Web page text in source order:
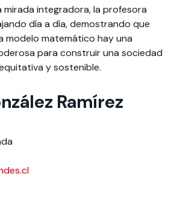
mirada integradora, la profesora
día a día, demostrando que
modelo matemático hay una
para construir una sociedad
y sostenible.
Ramírez